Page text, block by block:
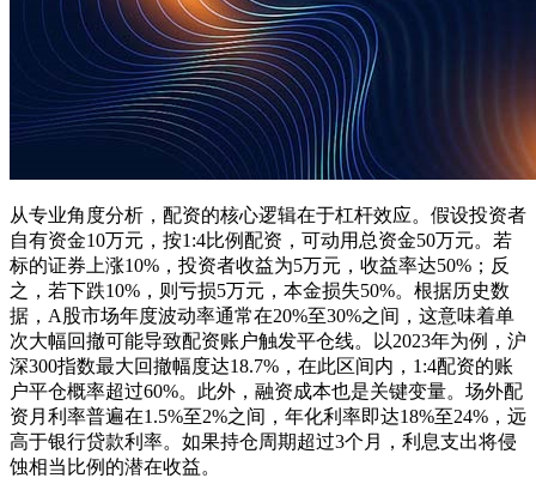
从专业角度分析，配资的核心逻辑在于杠杆效应。假设投资者
自有资金10万元，按1:4比例配资，可动用总资金50万元。若
标的证券上涨10%，投资者收益为5万元，收益率达50%；反
之，若下跌10%，则亏损5万元，本金损失50%。根据历史数
据，A股市场年度波动率通常在20%至30%之间，这意味着单
次大幅回撤可能导致配资账户触发平仓线。以2023年为例，沪
深300指数最大回撤幅度达18.7%，在此区间内，1:4配资的账
户平仓概率超过60%。此外，融资成本也是关键变量。场外配
资月利率普遍在1.5%至2%之间，年化利率即达18%至24%，远
高于银行贷款利率。如果持仓周期超过3个月，利息支出将侵
蚀相当比例的潜在收益。